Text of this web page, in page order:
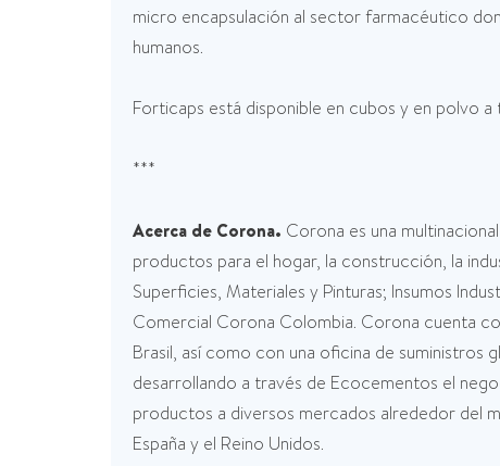
micro encapsulación al sector farmacéutico
humanos.
Forticaps está disponible en cubos y en polvo a
***
Acerca de Corona. Corona es una
productos para el hogar, la construcción, la
Superficies, Materiales y Pinturas; Insumos
Comercial Corona Colombia. Corona cuenta
Brasil, así como con una oficina de suministros
desarrollando a través de Ecocementos el
productos a diversos mercados alrededor del
España y el Reino Unidos.